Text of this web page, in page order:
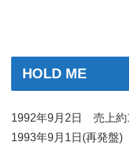
HOLD ME
1992年9月2日 売上約
1993年9月1日(再発盤)